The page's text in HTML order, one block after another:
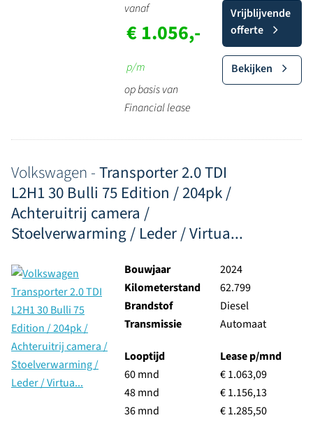
vanaf
€ 1.056,-
p/m
op basis van
Financial lease
Vrijblijvende
offerte
Bekijken
Volkswagen -Transporter 2.0 TDI
L2H1 30 Bulli 75 Edition / 204pk /
Achteruitrij camera /
Stoelverwarming / Leder / Virtua...
Bouwjaar
2024
Kilometerstand
62.799
Brandstof
Diesel
Transmissie
Automaat
Looptijd
60 mnd
48 mnd
36 mnd
Lease p/mnd
€ 1.063,09
€ 1.156,13
€ 1.285,50